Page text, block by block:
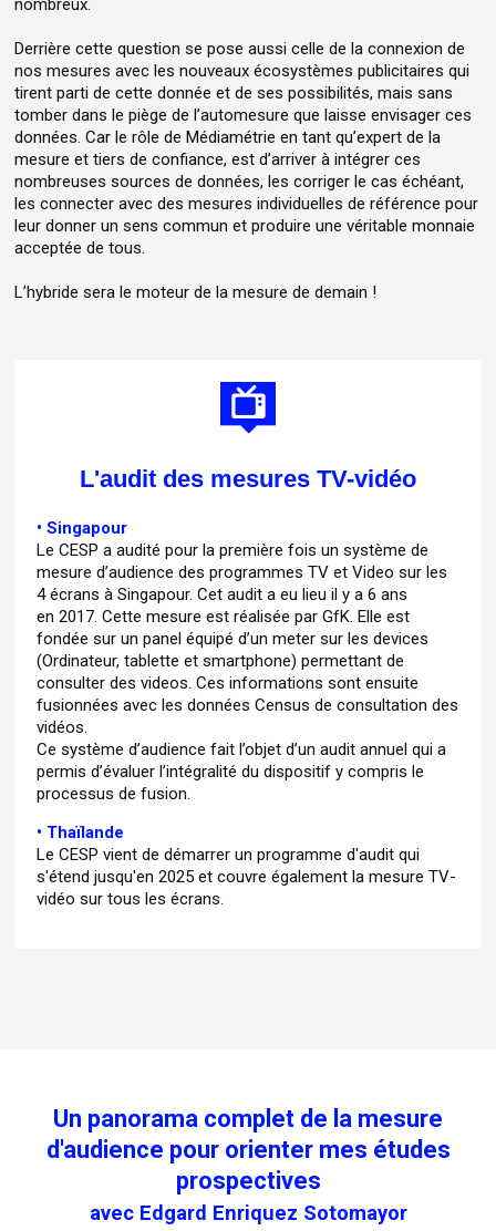
Derrière cette question se pose aussi celle de la connexion de
nos mesures avec les nouveaux écosystèmes publicitaires qui
tirent parti de cette donnée et de ses possibilités, mais sans
tomber dans le piège de l’automesure que laisse envisager ces
données. Car le rôle de Médiamétrie en tant qu’expert de la
mesure et tiers de confiance, est d’arriver à intégrer ces
nombreuses sources de données, les corriger le cas échéant,
les connecter avec des mesures individuelles de référence pour
leur donner un sens commun et produire une véritable monnaie
acceptée de tous.
L’hybride sera le moteur de la mesure de demain !
L'audit des mesures TV-vidéo
• Singapour
Le CESP a audité pour la première fois un système de
mesure d’audience des programmes TV et Video sur les
4 écrans à Singapour. Cet audit a eu lieu il y a 6 ans
en 2017. Cette mesure est réalisée par GfK. Elle est
fondée sur un panel équipé d’un meter sur les devices
(Ordinateur, tablette et smartphone) permettant de
consulter des videos. Ces informations sont ensuite
fusionnées avec les données Census de consultation des
vidéos.
Ce système d’audience fait l’objet d’un audit annuel qui a
permis d’évaluer l’intégralité du dispositif y compris le
processus de fusion.
• Thaïlande
Le CESP vient de démarrer un programme d'audit qui
s'étend jusqu'en 2025 et couvre également la mesure TV-
vidéo sur tous les écrans.
Un panorama complet de la mesure
d'audience pour orienter mes études
prospectives
avec Edgard Enriquez Sotomayor